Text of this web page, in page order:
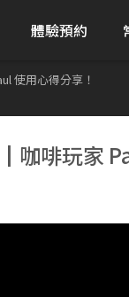
體驗預約
使用心得分享！
啡玩家